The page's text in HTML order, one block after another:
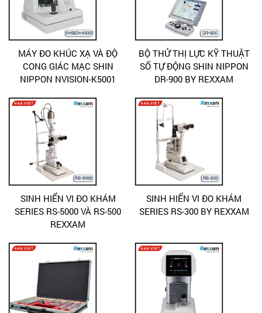
MÁY ĐO KHÚC XẠ VÀ ĐỘ
CONG GIÁC MẠC SHIN
NIPPON NVISION-K5001
BỘ THỬ THỊ LỰC KỸ THUẬT
SỐ TỰ ĐỘNG SHIN NIPPON
DR-900 BY REXXAM
SINH HIỂN VI ĐO KHÁM
SERIES RS-5000 VÀ RS-500
REXXAM
SINH HIỂN VI ĐO KHÁM
SERIES RS-300 BY REXXAM